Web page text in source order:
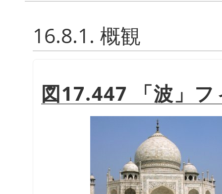
16.8.1. 概観
図17.447 「波 」 フ